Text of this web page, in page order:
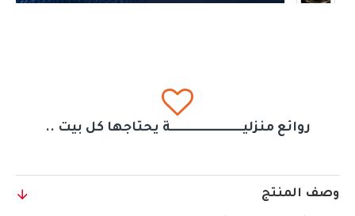
روائع منزليــــــــــــــــــــــــــــــة يحتاجها كل بيت ..
وصف المنتج